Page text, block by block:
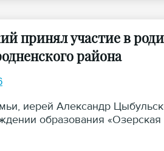
принял участие в
района
иерей Александр
образования